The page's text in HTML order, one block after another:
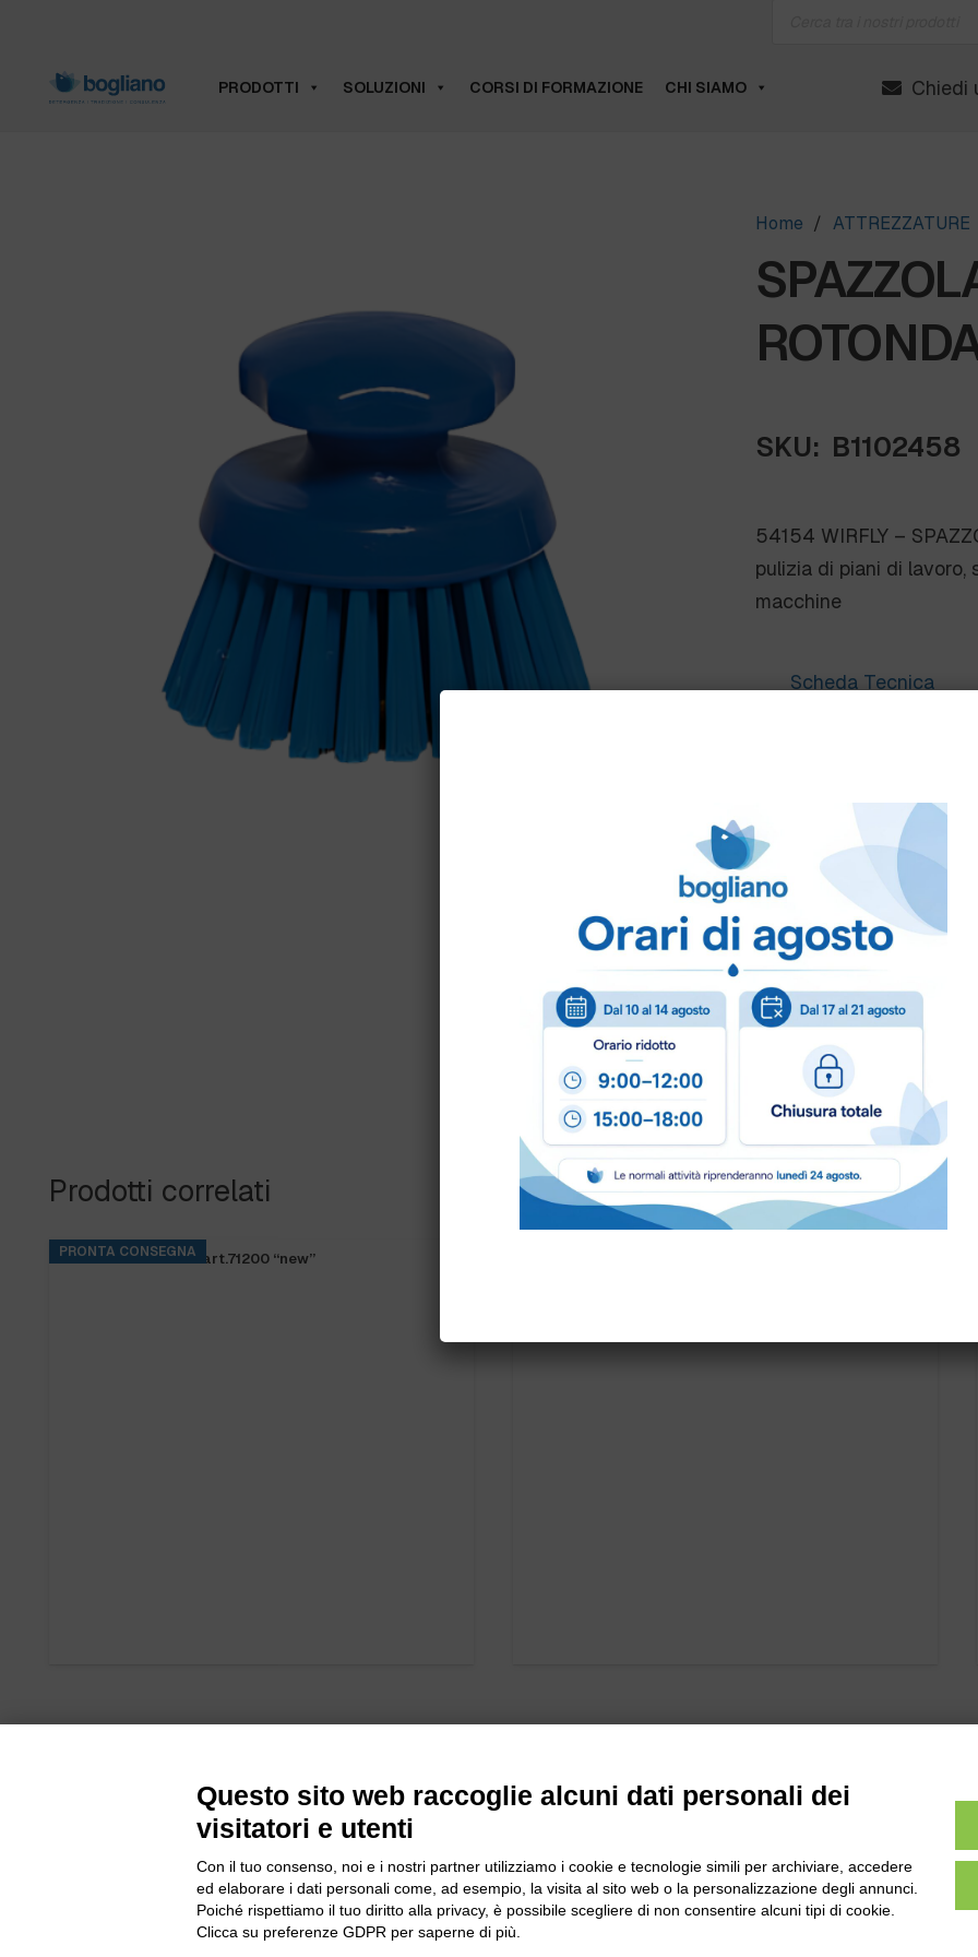
PRODOTTI SOLUZIONI CORSI DI FORMAZIONE CHI SIAMO Chiedi
Home / ATTREZZATURE
SKU: B1102458
54154 WIRFLY –
pulizia di piani di lavoro,
macchine
Scheda Tecnica
Come ordinare?
Puoi ordinare chiamando al
info@bogliano.it
Per ogni informazione
COLORE:BIANCO,
Prodotti correlati
PRONTA CONSEGNA
FRANGIA SOFT SR art.71200 “new”
Bogliano Srl
Strada Statale 231 Alba-Bra
Borgo San Martino 44, 12060
Tel:0172-478161
Fax: 0172-487399
Questo sito web raccoglie alcuni dati personali dei
visitatori e utenti
Con il tuo consenso, noi e i nostri partner utilizziamo i cookie e tecnologie simili per archiviare, accedere
ed elaborare i dati personali come, ad esempio, la visita al sito web o la personalizzazione degli annunci.
Poiché rispettiamo il tuo diritto alla privacy, è possibile scegliere di non consentire alcuni tipi di cookie.
Clicca su preferenze GDPR per saperne di più.